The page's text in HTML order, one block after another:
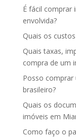
É fácil comprar
envolvida?
Quais os
Quais taxas,
compra de um
Posso
brasileiro?
Quais os
imóveis em
Como faço o